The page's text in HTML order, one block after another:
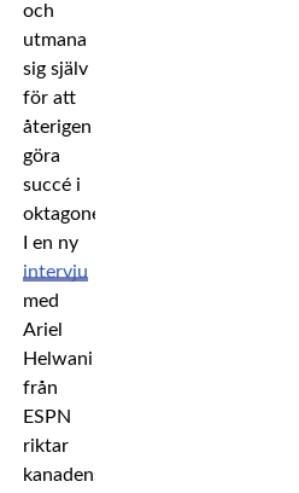
och
utmana
sig själv
för att
återigen
göra
succé i
oktagonen.
I en ny
intervju
med
Ariel
Helwani
från
ESPN
riktar
kanadensaren